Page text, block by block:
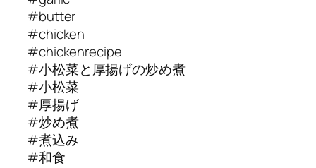
#butter
#chicken
#chickenrecipe
#小松菜と厚揚げの炒め煮
#小松菜
#厚揚げ
#炒め煮
#煮込み
#和食